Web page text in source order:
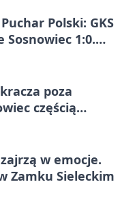
Polski: GKS
Sosnowiec 1:0.
poza
częścią
w emocje.
Zamku Sieleckim